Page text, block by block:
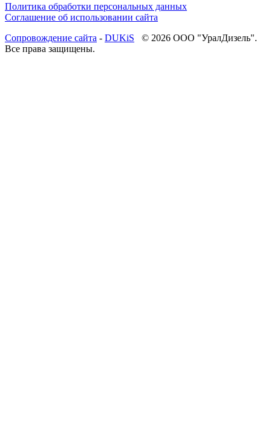
Политика обработки персональных данных
Соглашение об использовании сайта
Cопровождение сайта - DUKiS © 2026 ООО "УралДизель".
Все права защищены.